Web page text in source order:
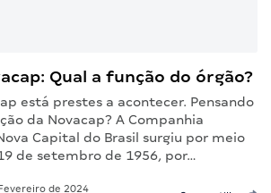
Qual a função do órgão?
está prestes a acontecer. Pensando
da Novacap? A Companhia
Capital do Brasil surgiu por meio
de setembro de 1956, por…
de 2024